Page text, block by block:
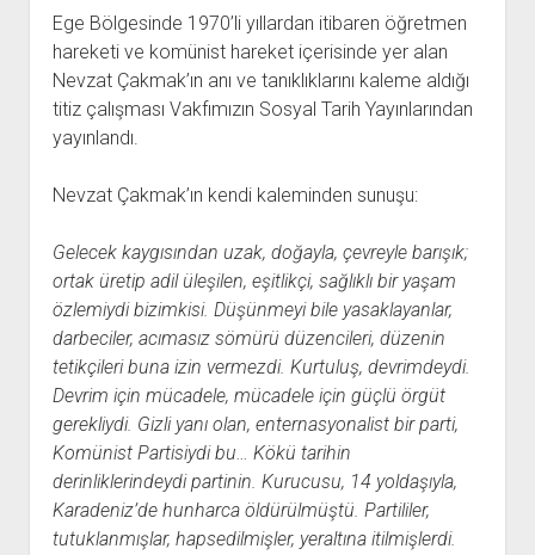
DAVA DOSYALARI ARŞİV FONU
GÖRSEL-İŞİTSEL ARŞİV FONU
ARŞİVLERDEN YARARLANMA KOŞULLARI
EMEK HAREKETİ KİTAPLIĞI
BARIŞ HAREKETİ KİTAPLIĞI
GENÇLİK HAREKETİ KİTAPLIĞI
ÖĞRETMEN HAREKETİ KİTAPLIĞI
AYDINLIK KÜLLİYATI KİTAPLIĞI
NÂZIM HİKMET KİTAPLIĞI
HİKMET KIVILCIMLI KİTAPLIĞI
KERİM SADİ KİTAPLIĞI
HAYDAR RİFAT KİTAPLIĞI
1940’LI YILLAR KİTAPLIĞI
YURTDIŞI KİTAPLIĞI
açılır
menüyü
aç
YURTDIŞI KİTAPLIĞI
ARŞİVLERDEN YARARLANMA FORMU
KİTAP ABONE FORMU
menüyü
aç
İLETİŞİM BİLGİLERİ
BANKA HESAPLARIMIZ
ÇALIŞMA GÜNLERİMİZ
Ege Bölgesinde 1970’li yıllardan itibaren öğretmen
hareketi ve komünist hareket içerisinde yer alan
Nevzat Çakmak’ın anı ve tanıklıklarını kaleme aldığı
titiz çalışması Vakfımızın Sosyal Tarih Yayınlarından
yayınlandı.
Nevzat Çakmak’ın kendi kaleminden sunuşu:
Gelecek kaygısından uzak, doğayla, çevreyle barışık;
ortak üretip adil üleşilen, eşitlikçi, sağlıklı bir yaşam
özlemiydi bizimkisi. Düşünmeyi bile yasaklayanlar,
darbeciler, acımasız sömürü düzencileri, düzenin
tetikçileri buna izin vermezdi. Kurtuluş, devrimdeydi.
Devrim için mücadele, mücadele için güçlü örgüt
gerekliydi. Gizli yanı olan, enternasyonalist bir parti,
Komünist Partisiydi bu… Kökü tarihin
derinliklerindeydi partinin. Kurucusu, 14 yoldaşıyla,
Karadeniz’de hunharca öldürülmüştü. Partililer,
tutuklanmışlar, hapsedilmişler, yeraltına itilmişlerdi.